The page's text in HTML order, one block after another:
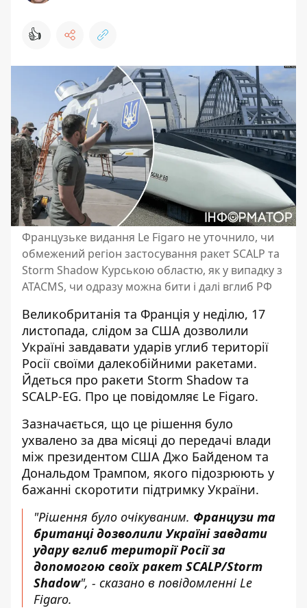
👍
Французьке видання Le Figaro не уточнило, чи
обмежений регіон застосування ракет SCALP та
Storm Shadow Курською областю, як у випадку з
ATACMS, чи одразу можна бити і далі вглиб РФ
Великобританія та Франція у неділю, 17
листопада, слідом за США дозволили
Україні завдавати ударів углиб території
Росії своїми далекобійними ракетами.
Йдеться про ракети Storm Shadow та
SCALP-EG. Про це повідомляє Le Figaro.
Зазначається, що це рішення було
ухвалено за два місяці до передачі влади
між президентом США Джо Байденом та
Дональдом Трампом, якого підозрюють у
бажанні скоротити підтримку України.
"Рішення було очікуваним. Французи та
британці дозволили Україні завдати
удару вглиб території Росії за
допомогою своїх ракет SCALP/Storm
Shadow", - сказано в повідомленні Le
Figaro.